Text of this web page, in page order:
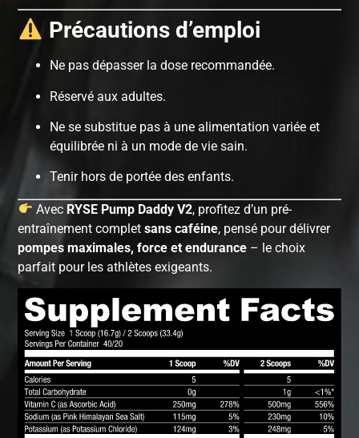
Précautions d’emploi
Ne pas dépasser la dose recommandée.
Réservé aux adultes.
Ne se substitue pas à une alimentation variée et
équilibrée ni à un mode de vie sain.
Tenir hors de portée des enfants.
Avec RYSE Pump Daddy V2, profitez d’un pré-
entraînement completsans caféine, pensé pour délivrer
pompes maximales, force et endurance – le choix
parfait pour les athlètes exigeants.